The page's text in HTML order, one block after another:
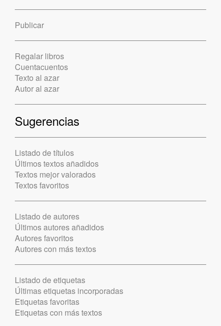
Publicar
Regalar libros
Cuentacuentos
Texto al azar
Autor al azar
Sugerencias
Listado de títulos
Últimos textos añadidos
Textos mejor valorados
Textos favoritos
Listado de autores
Últimos autores añadidos
Autores favoritos
Autores con más textos
Listado de etiquetas
Últimas etiquetas incorporadas
Etiquetas favoritas
Etiquetas con más textos